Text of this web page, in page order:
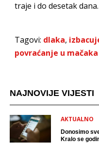
traje i do desetak dana.
Tagovi: dlaka,
povraćanje u mačaka
NAJNOVIJE VIJESTI
AKTUALNO
Donosimo
Kralo se